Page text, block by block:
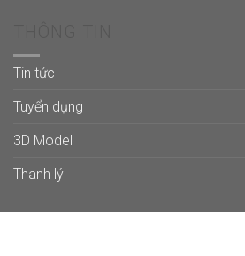
Tin tức
Tuyển dụng
3D Model
Thanh lý